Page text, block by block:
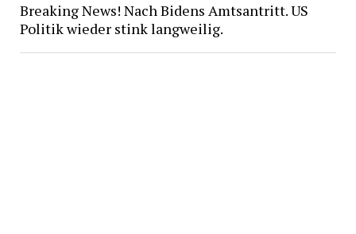
Breaking News! Nach Bidens Amtsantritt. US
Politik wieder stink langweilig.